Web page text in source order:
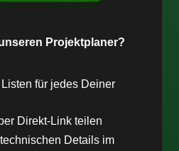
Projektplaner?
für jedes Deiner
Direkt-Link teilen
Details im